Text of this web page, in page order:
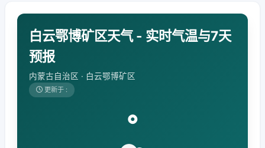
白云鄂博矿区天气 - 实时气温与7天
预报
内蒙古自治区 · 白云鄂博矿区
更新于 :
°